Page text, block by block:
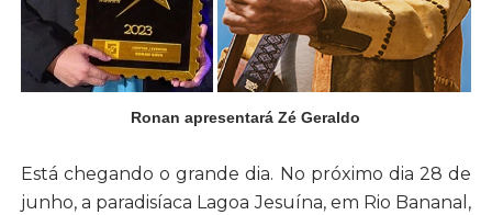
Ronan apresentará Zé Geraldo
Está chegando o grande dia. No próximo dia 28 de
junho, a paradisíaca Lagoa Jesuína, em Rio Bananal,